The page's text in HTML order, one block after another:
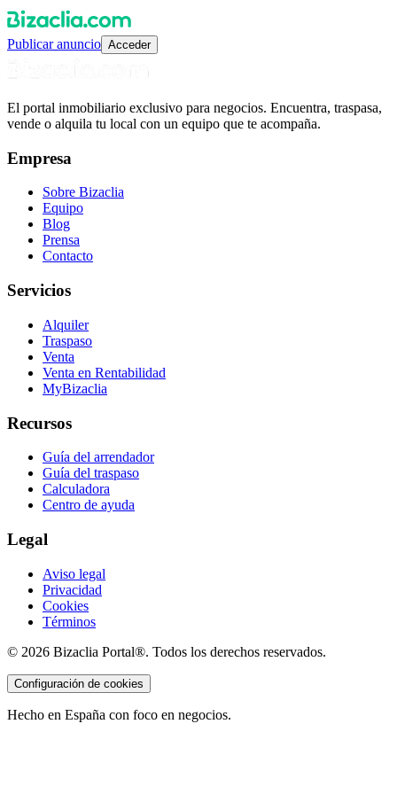
Publicar anuncio Acceder
El portal inmobiliario exclusivo para negocios. Encuentra, traspasa,
vende o alquila tu local con un equipo que te acompaña.
Empresa
Sobre Bizaclia
Equipo
Blog
Prensa
Contacto
Servicios
Alquiler
Traspaso
Venta
Venta en Rentabilidad
MyBizaclia
Recursos
Guía del arrendador
Guía del traspaso
Calculadora
Centro de ayuda
Legal
Aviso legal
Privacidad
Cookies
Términos
© 2026 Bizaclia Portal®. Todos los derechos reservados.
Configuración de cookies
Hecho en España con foco en negocios.